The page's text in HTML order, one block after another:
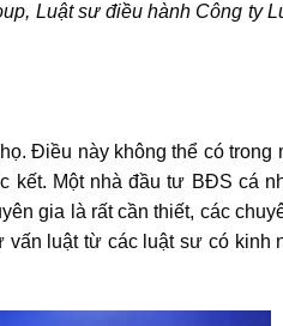
Luật sư điều hành Công ty
Điều này không thể có trong
kết. Một nhà đầu tư BĐS cá
gia là rất cần thiết, các
luật từ các luật sư có kinh